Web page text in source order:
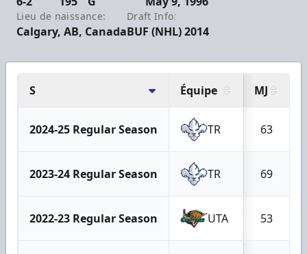
Lieu de naissance:
Calgary, AB, Canada
Draft Info:
BUF (NHL) 2014
S Équipe MJ
2024-25 Regular Season TR 63
2023-24 Regular Season TR 69
2022-23 Regular Season UTA 53